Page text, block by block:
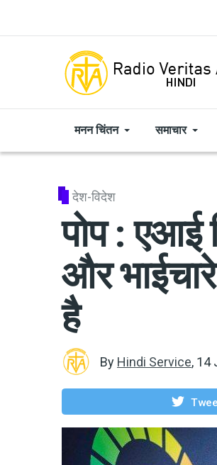
मनन चिंतन समाचार
देश-विदेश
पोप : एआई
और
है
By Hindi Service, 14